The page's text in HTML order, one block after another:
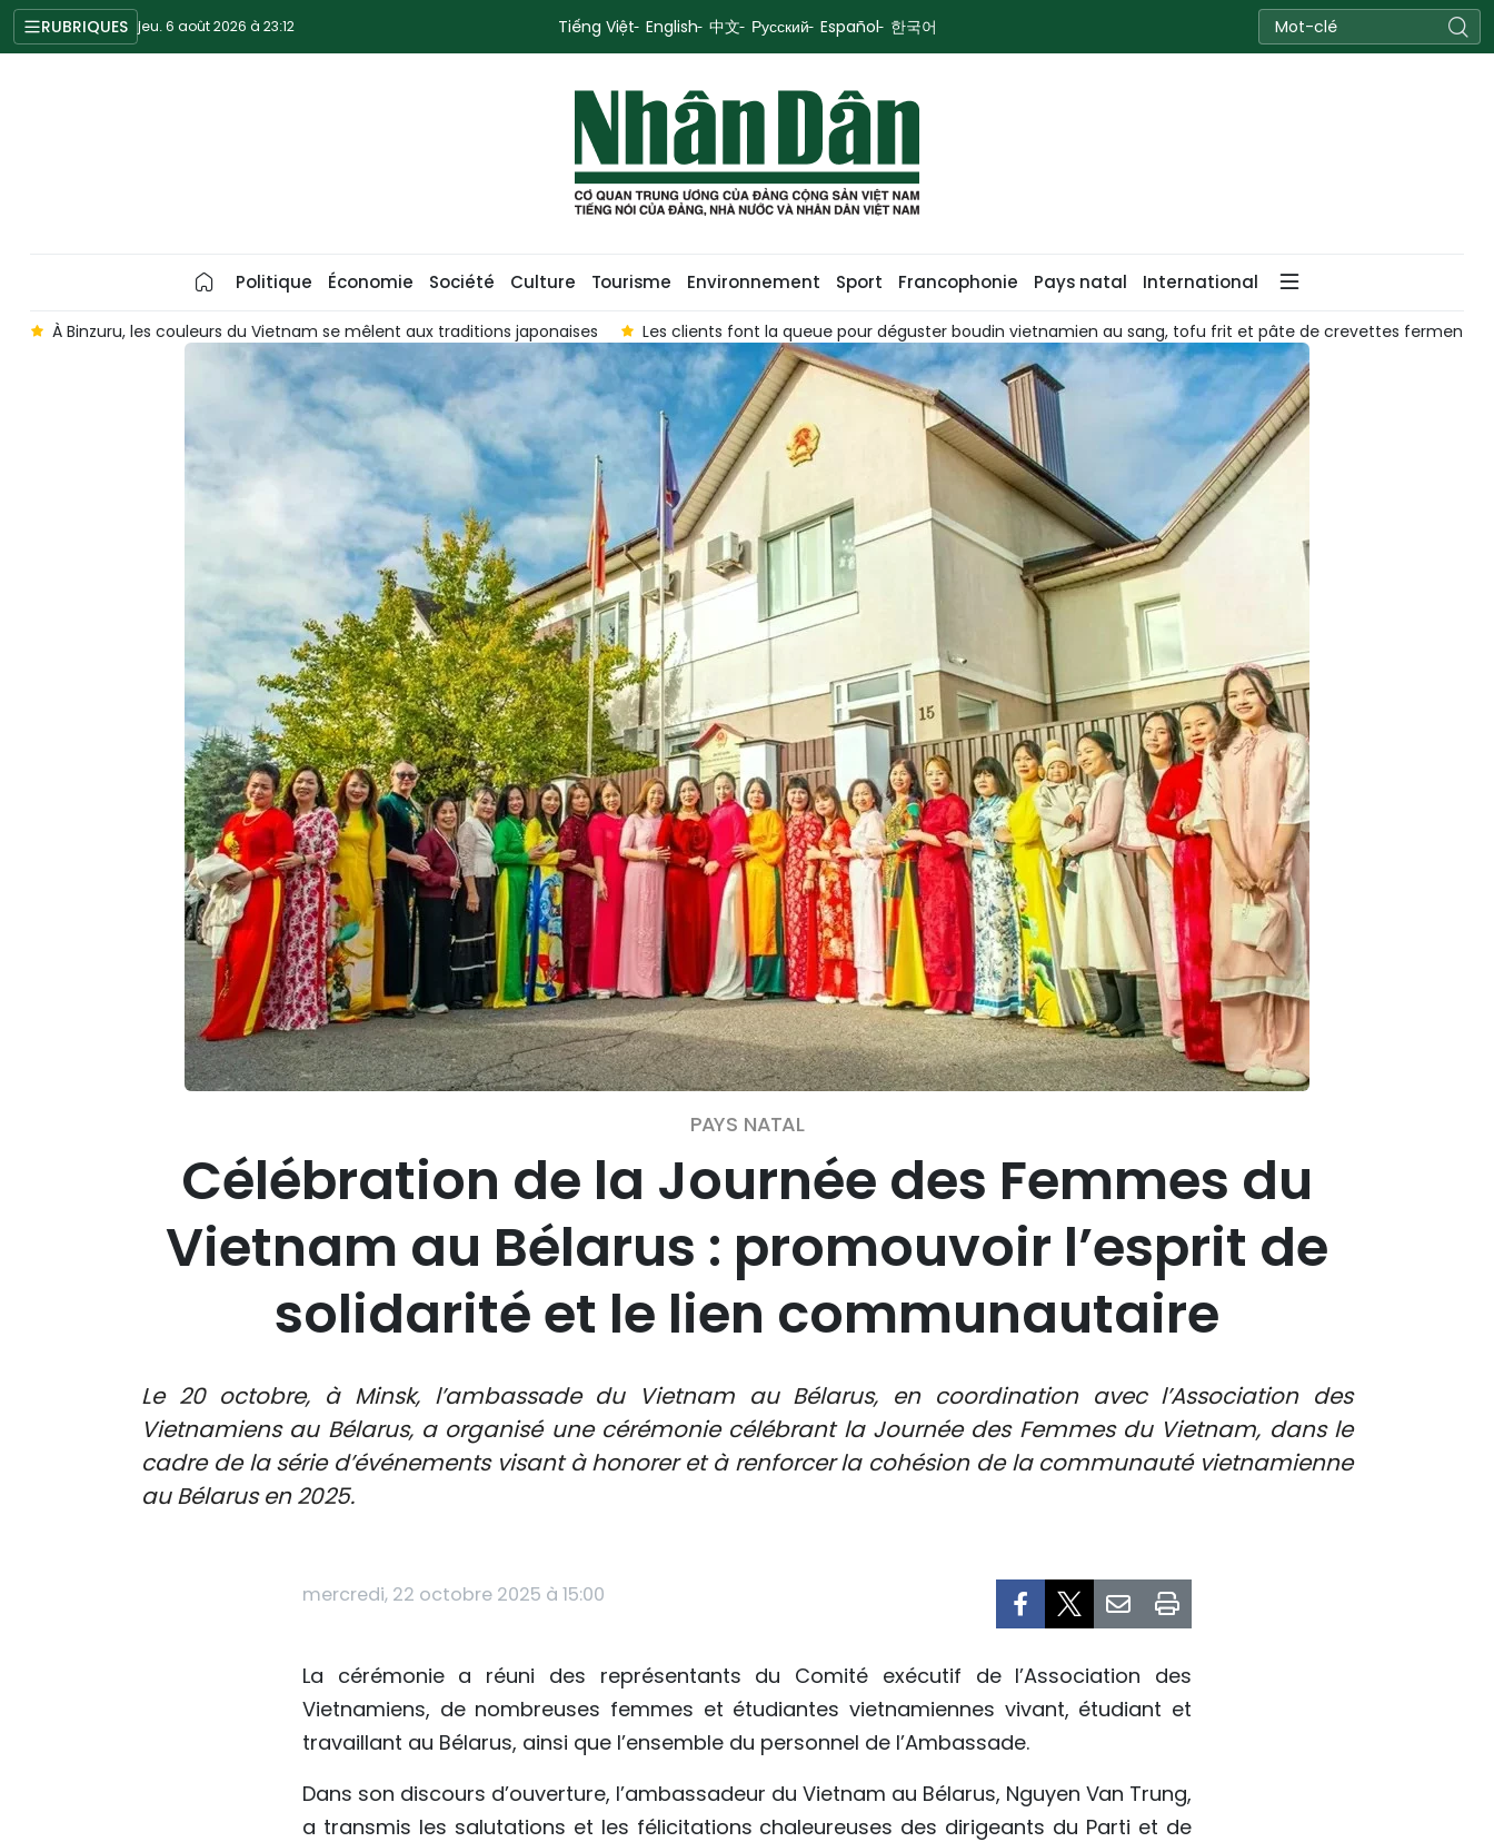
RUBRIQUES jeu. 6 août 2026 à 23:12 Tiếng Việt English 中文 Русский Español 한국어
Politique Économie Société Culture Tourisme Environnement Sport Francophonie Pays natal International
Binzuru, les couleurs du Vietnam se mêlent aux traditions japonaises Les clients font la queue pour déguster boudin vietnamien au sang, tofu frit et pâte de crevettes fermentées dans
PAYS NATAL
Célébration de la Journée des Femmes du
Vietnam au Bélarus : promouvoir l’esprit de
solidarité et le lien communautaire
Le 20 octobre, à Minsk, l’ambassade du Vietnam au Bélarus, en coordination avec l’Association des
Vietnamiens au Bélarus, a organisé une cérémonie célébrant la Journée des Femmes du Vietnam, dans le
cadre de la série d’événements visant à honorer et à renforcer la cohésion de la communauté vietnamienne
au Bélarus en 2025.
mercredi, 22 octobre 2025 à 15:00
La cérémonie a réuni des représentants du Comité exécutif de l’Association des
Vietnamiens, de nombreuses femmes et étudiantes vietnamiennes vivant, étudiant et
travaillant au Bélarus, ainsi que l’ensemble du personnel de l’Ambassade.
Dans son discours d’ouverture, l’ambassadeur du Vietnam au Bélarus, Nguyen Van Trung,
a transmis les salutations et les félicitations chaleureuses des dirigeants du Parti et de